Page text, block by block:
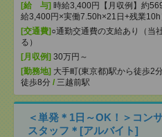
[給 与] 時給3,400円【月収例】約
給3,400円×実働7.50h×21日+残業
[交通費] ○通勤交通費の支給あり（当
る）
[月収例] 30万円～
[勤務地] 大手町(東京都)駅から徒歩2
徒歩8分 / 三越前駅
＜単発＊1日～OK！＞コン
スタッフ＊[アルバイト]